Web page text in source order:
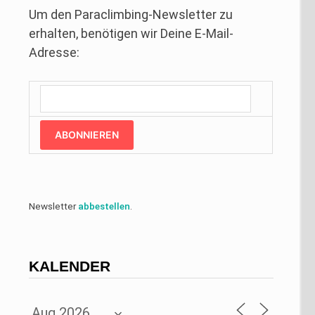
Um den Paraclimbing-Newsletter zu
erhalten, benötigen wir Deine E-Mail-
Adresse:
ABONNIEREN
Newsletterabbestellen
KALENDER